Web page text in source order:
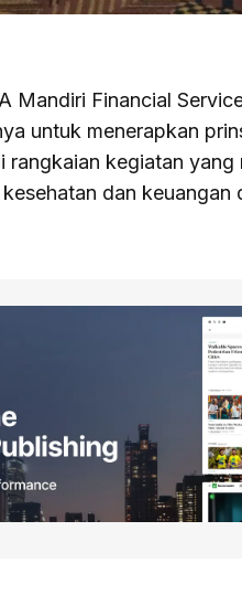
Mandiri Financial
untuk menerapkan
rangkaian kegiatan
dan keuangan